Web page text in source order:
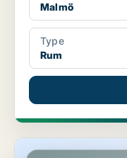
Malmö
Type
Rum
Rum i Limhamn/Bunkeflo